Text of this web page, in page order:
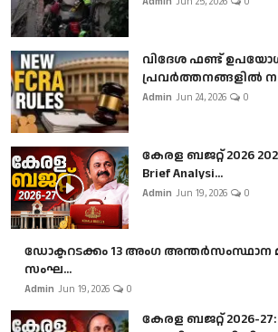
വിദേശ ഫണ്ട്
പ്രവർത്തനങ്ങളിൽ
Admin Jun 24, 2026 0
കേരള ബജറ്റ് 2026
Brief Analysi...
Admin Jun 19, 2026 0
ഡോക്ടറടക്കം 13 അംഗ
സംഘ...
Admin Jun 19, 2026 0
കേരള ബജറ്റ് 2026-